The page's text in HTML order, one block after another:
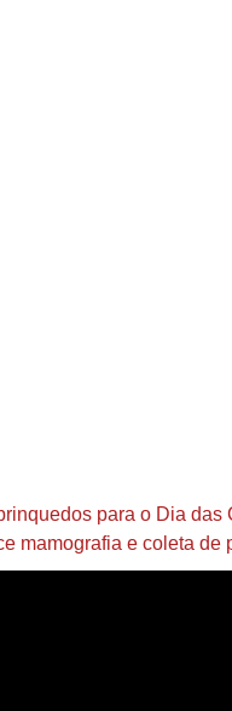
para o Dia das
mamografia e coleta de